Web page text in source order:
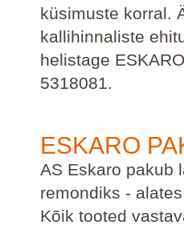
küsimuste korral.
kallihinnaliste
helistage
5318081.
ESKARO
AS Eskaro pakub
remondiks -
Kõik tooted